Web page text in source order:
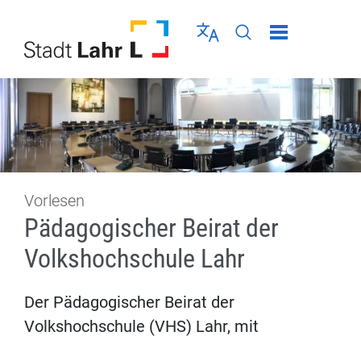
Sprache wählen
Seiten-Suche
Menü schließen
Vorlesen
Pädagogischer Beirat der
Volkshochschule Lahr
Der Pädagogischer Beirat der
Volkshochschule (VHS) Lahr, mit